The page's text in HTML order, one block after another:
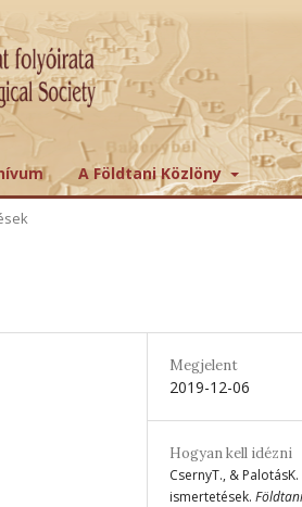
A Földtani Közlöny
Megjelent
2019-12-06
Hogyan kell idézni
CsernyT., &
ismertetések.